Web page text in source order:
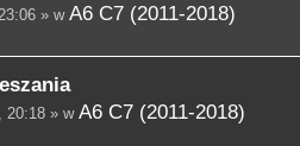
» wA6 C7 (2011-2018)
20:18 » w A6 C7 (2011-2018)